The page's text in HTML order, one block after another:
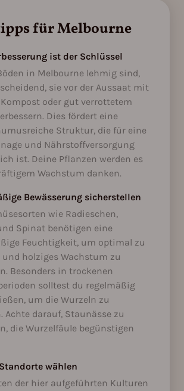
für Melbourne
ist der Schlüssel
in Melbourne lehmig sind,
sie vor der Aussaat mit
oder gut verrottetem
Dies fördert eine
Struktur, die für eine
und Nährstoffversorgung
ist. Deine Pflanzen werden es
Wachstum danken.
Bewässerung sicherstellen
wie Radieschen,
Spinat benötigen eine
Feuchtigkeit, um optimal zu
und holziges Wachstum zu
Besonders in trockenen
solltest du regelmäßig
um die Wurzeln zu
Achte darauf, Staunässe zu
die Wurzelfäule begünstigen
wählen
der hier aufgeführten Kulturen